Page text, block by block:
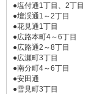
●塩付通1丁目、2丁目
●壇渓通1～2丁目
●花見通1丁目
●広路本町4～6丁目
●広路通2～8丁目
●広瀬町3丁目
●南分町4～6丁目
●安田通
●雪見町3丁目